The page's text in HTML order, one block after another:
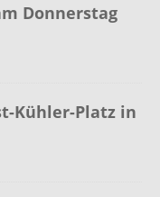
Donnerstag
Kühler-Platz in